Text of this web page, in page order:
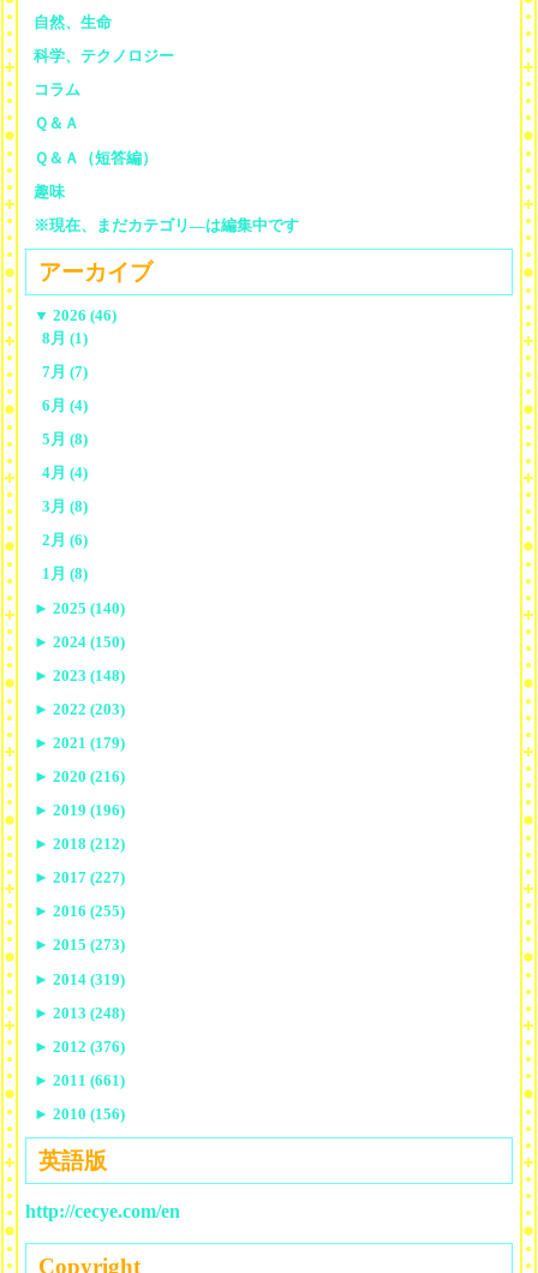
自然、生命
科学、テクノロジー
コラム
Ｑ＆Ａ
Ｑ＆Ａ（短答編）
趣味
※現在、まだカテゴリ—は編集中です
アーカイブ
▼ 2026 (46)
8月 (1)
7月 (7)
6月 (4)
5月 (8)
4月 (4)
3月 (8)
2月 (6)
1月 (8)
► 2025 (140)
► 2024 (150)
► 2023 (148)
► 2022 (203)
► 2021 (179)
► 2020 (216)
► 2019 (196)
► 2018 (212)
► 2017 (227)
► 2016 (255)
► 2015 (273)
► 2014 (319)
► 2013 (248)
► 2012 (376)
► 2011 (661)
► 2010 (156)
英語版
http://cecye.com/en
Copyright